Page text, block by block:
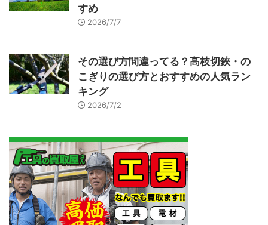
すめ
2026/7/7
その選び方間違ってる？高枝切鋏・の
こぎりの選び方とおすすめの人気ラン
キング
2026/7/2